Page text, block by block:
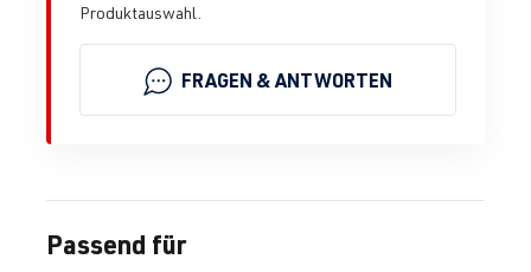
Produktauswahl.
FRAGEN & ANTWORTEN
Passend für